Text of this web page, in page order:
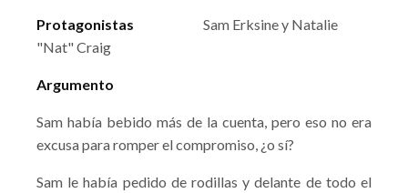
Protagonistas
Sam Erksine y Natalie
"Nat" Craig
Argumento
Sam había bebido más de la cuenta, pero eso no era
excusa para romper el compromiso, ¿o sí?
Sam le había pedido de rodillas y delante de todo el